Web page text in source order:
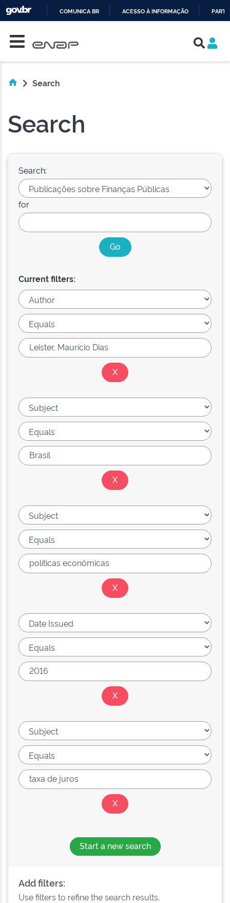
COMUNICA BR ACESSO À INFORMAÇÃO
Search
Search
Search:
for
Current filters:
Start a new search
Add filters:
Use filters to refine the search results.